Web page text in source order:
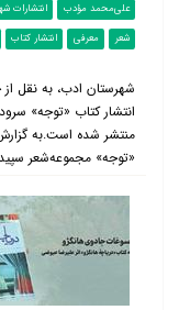
علی‌محمد مؤدب انتشارات
شعر
معرفی انتشار کتاب
شهرستان ادب، به نقل
انتشار کتاب «توجه»
منتشر شده است.به
«توجه» مجموعه‌شعر